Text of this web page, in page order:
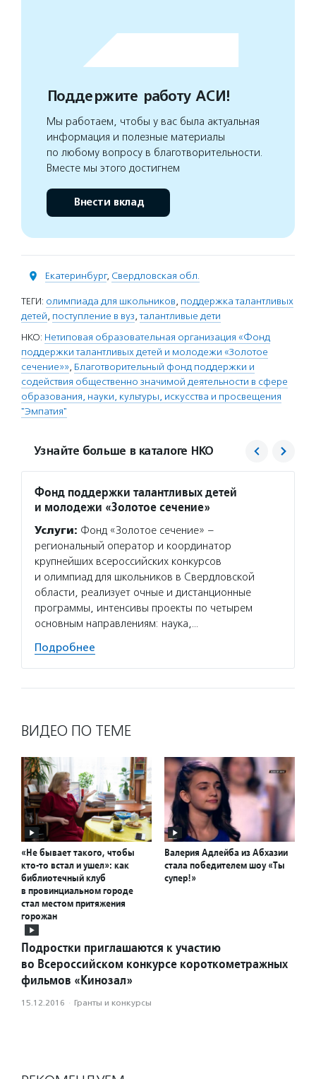
Поддержите работу АСИ!
Мы работаем, чтобы у вас была актуальная
информация и полезные материалы
по любому вопросу в благотворительности.
Вместе мы этого достигнем
Внести вклад
Екатеринбург, Свердловская обл.
ТЕГИ: олимпиада для школьников, поддержка талантливых
детей, поступление в вуз,талантливые дети
НКО: Нетиповая образовательная организация «Фонд
поддержки талантливых детей и молодежи «Золотое
сечение»», Благотворительный фонд поддержки и
содействия общественно значимой деятельности в сфере
образования, науки, культуры, искусства и просвещения
"Эмпатия"
Узнайте больше в каталоге НКО
Фонд поддержки талантливых детей
и молодежи «Золотое сечение»
Услуги: Фонд «Золотое сечение» –
региональный оператор и координатор
крупнейших всероссийских конкурсов
и олимпиад для школьников в Свердловской
области, реализует очные и дистанционные
программы, интенсивы проекты по четырем
основным направлениям: наука,…
Подробнее
ВИДЕО ПО ТЕМЕ
«Не бывает такого, чтобы
кто-то встал и ушел»: как
библиотечный клуб
в провинциальном городе
стал местом притяжения
горожан
Валерия Адлейба из Абхазии
стала победителем шоу «Ты
супер!»
Подростки приглашаются к участию
во Всероссийском конкурсе короткометражных
фильмов «Кинозал»
15.12.2016 · Гранты и конкурсы